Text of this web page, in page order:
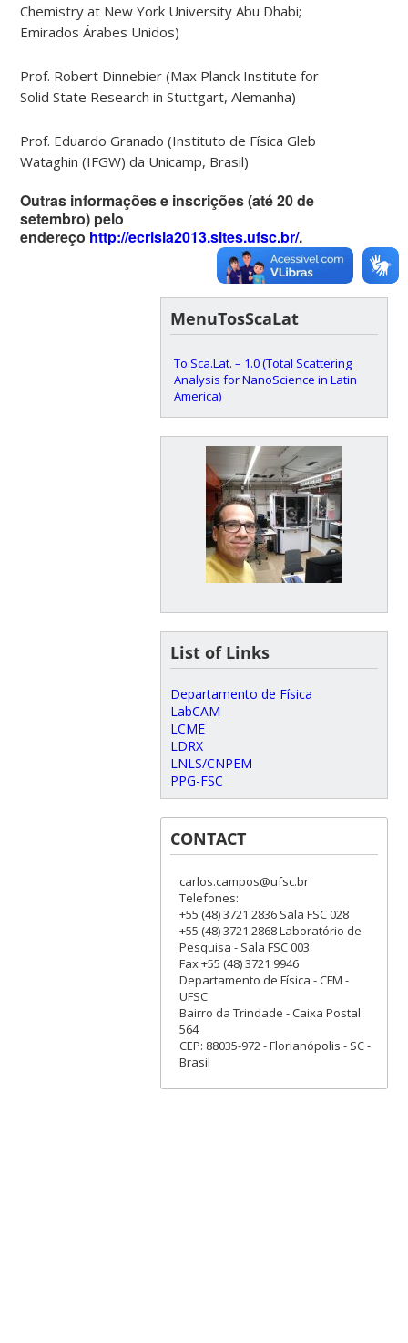
Chemistry at New York University Abu Dhabi;
Emirados Árabes Unidos)
Prof. Robert Dinnebier (Max Planck Institute for
Solid State Research in Stuttgart, Alemanha)
Prof. Eduardo Granado (Instituto de Física Gleb
Wataghin (IFGW) da Unicamp, Brasil)
Outras informações e inscrições (até 20 de
setembro) pelo
endereço http://ecrisla2013.sites.ufsc.br/.
MenuTosScaLat
To.Sca.Lat. – 1.0 (Total Scattering
Analysis for NanoScience in Latin
America)
List of Links
Departamento de Física
LabCAM
LCME
LDRX
LNLS/CNPEM
PPG-FSC
CONTACT
carlos.campos@ufsc.br
Telefones:
+55 (48) 3721 2836 Sala FSC 028
+55 (48) 3721 2868 Laboratório de
Pesquisa - Sala FSC 003
Fax +55 (48) 3721 9946
Departamento de Física - CFM -
UFSC
Bairro da Trindade - Caixa Postal
564
CEP: 88035-972 - Florianópolis - SC -
Brasil